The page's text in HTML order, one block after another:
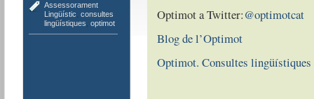
Assessorament
Lingüístic consultes
lingüístiques optimot
Optimot a Twitter:@optimotcat
Blog de l’Optimot
Optimot. Consultes lingüístiques